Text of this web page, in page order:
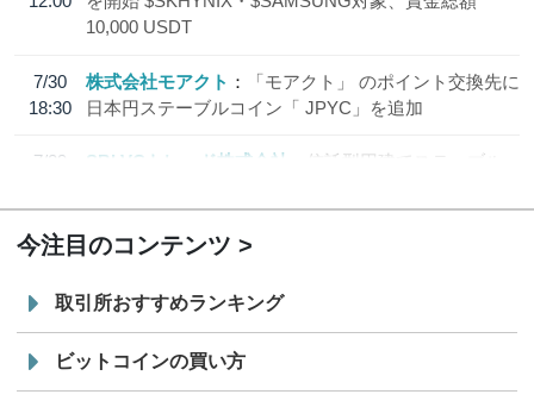
10,000 USDT
7/30
18:30
株式会社モアクト
「モアクト」 のポイント交換先に
日本円ステーブルコイン「 JPYC」を追加
7/29
SBI VCトレード株式会社
信託型円建てステーブル
今注目のコンテンツ
取引所おすすめランキング
ビットコインの買い方